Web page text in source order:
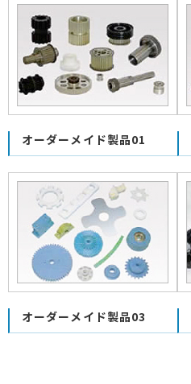
オーダーメイド製品01
オーダーメイド製品03